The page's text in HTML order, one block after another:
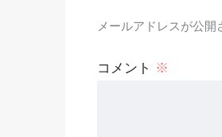
メールアドレスが公開
コメント ※